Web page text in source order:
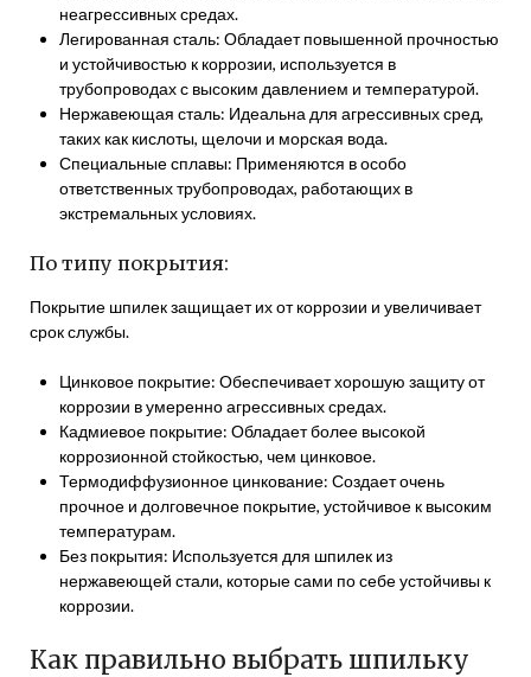
неагрессивных средах.
Легированная сталь: Обладает повышенной прочностью
и устойчивостью к коррозии, используется в
трубопроводах с высоким давлением и температурой.
Нержавеющая сталь: Идеальна для агрессивных сред,
таких как кислоты, щелочи и морская вода.
Специальные сплавы: Применяются в особо
ответственных трубопроводах, работающих в
экстремальных условиях.
По типу покрытия:
Покрытие шпилек защищает их от коррозии и увеличивает
срок службы.
Цинковое покрытие: Обеспечивает хорошую защиту от
коррозии в умеренно агрессивных средах.
Кадмиевое покрытие: Обладает более высокой
коррозионной стойкостью, чем цинковое.
Термодиффузионное цинкование: Создает очень
прочное и долговечное покрытие, устойчивое к высоким
температурам.
Без покрытия: Используется для шпилек из
нержавеющей стали, которые сами по себе устойчивы к
коррозии.
Как правильно выбрать шпильку